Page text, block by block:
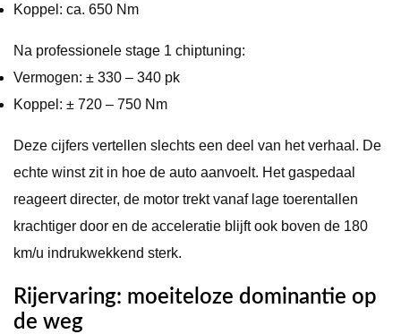
Koppel: ca. 650 Nm
Na professionele stage 1 chiptuning:
Vermogen: ± 330 – 340 pk
Koppel: ± 720 – 750 Nm
Deze cijfers vertellen slechts een deel van het verhaal. De
echte winst zit in hoe de auto aanvoelt. Het gaspedaal
reageert directer, de motor trekt vanaf lage toerentallen
krachtiger door en de acceleratie blijft ook boven de 180
km/u indrukwekkend sterk.
Rijervaring: moeiteloze dominantie op
de weg